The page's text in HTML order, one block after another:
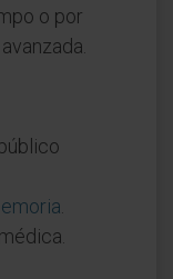
o por